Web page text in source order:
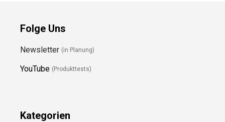
Folge Uns
Newsletter (in Planung)
YouTube (Produkttests)
Kategorien